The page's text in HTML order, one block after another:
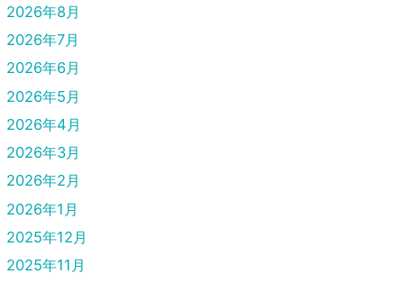
2026年8月
2026年7月
2026年6月
2026年5月
2026年4月
2026年3月
2026年2月
2026年1月
2025年12月
2025年11月